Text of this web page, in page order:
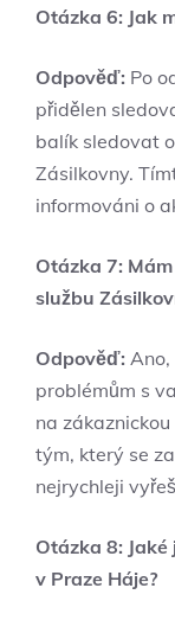
Otázka 6: Jak
Odpověď: Po
přidělen
balík sledovat
Zásilkovny.
informováni o
Otázka 7:
službu
Odpověď:
problémům s
na
tým, který se
nejrychleji
Otázka 8:
v Praze Háje?